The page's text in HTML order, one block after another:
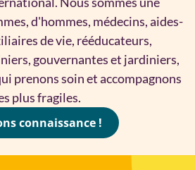
d'hommes, médecins, aides-
de vie, rééducateurs,
gouvernantes et jardiniers,
prenons soin et accompagnons
plus fragiles.
connaissance !